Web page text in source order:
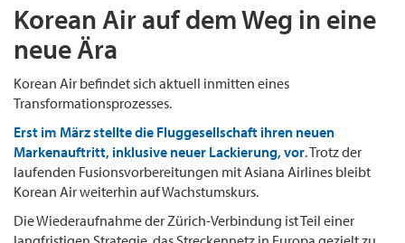
Korean Air auf dem Weg in eine
neue Ära
Korean Air befindet sich aktuell inmitten eines
Transformationsprozesses.
Erst im März stellte die Fluggesellschaft ihren neuen
Markenauftritt, inklusive neuer Lackierung, vor. Trotz der
laufenden Fusionsvorbereitungen mit Asiana Airlines bleibt
Korean Air weiterhin auf Wachstumskurs.
Die Wiederaufnahme der Zürich-Verbindung ist Teil einer